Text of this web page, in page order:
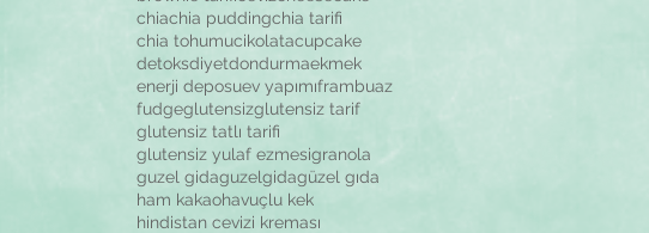
chiachia puddingchia tarifi
chia tohumucikolatacupcake
detoksdiyetdondurmaekmek
enerji deposuev yapımıframbuaz
fudgeglutensizglutensiz tarif
glutensiz tatlı tarifi
glutensiz yulaf ezmesigranola
guzel gidaguzelgidagüzel gıda
ham kakaohavuçlu kek
hindistan cevizi kreması